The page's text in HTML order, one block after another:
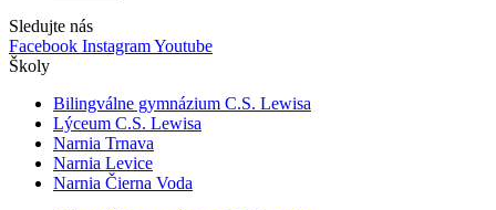
Sledujte nás
Facebook InstagramYoutube
Školy
Bilingválne gymnázium C.S. Lewisa
Lýceum C.S. Lewisa
Narnia Trnava
Narnia Levice
Narnia Čierna Voda